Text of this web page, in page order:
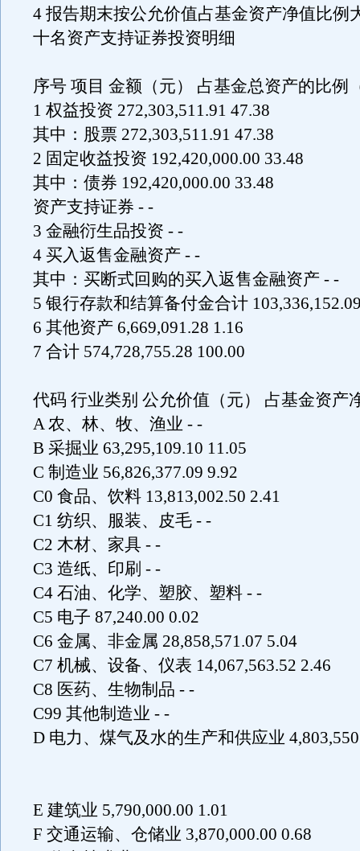
4 报告期末按公允价值占基金资产净值比例
十名资产支持证券投资明细
序号 项目 金额（元） 占基金总资产的比例
1 权益投资 272,303,511.91 47.38
其中：股票 272,303,511.91 47.38
2 固定收益投资 192,420,000.00 33.48
其中：债券 192,420,000.00 33.48
资产支持证券 - -
3 金融衍生品投资 - -
4 买入返售金融资产 - -
其中：买断式回购的买入返售金融资产 - -
5 银行存款和结算备付金合计
6 其他资产 6,669,091.28 1.16
7 合计 574,728,755.28 100.00
代码 行业类别 公允价值（元） 占基金资产
A 农、林、牧、渔业 - -
B 采掘业 63,295,109.10 11.05
C 制造业 56,826,377.09 9.92
C0 食品、饮料 13,813,002.50 2.41
C1 纺织、服装、皮毛 - -
C2 木材、家具 - -
C3 造纸、印刷 - -
C4 石油、化学、塑胶、塑料 - -
C5 电子 87,240.00 0.02
C6 金属、非金属 28,858,571.07 5.04
C7 机械、设备、仪表 14,067,563.52 2.46
C8 医药、生物制品 - -
C99 其他制造业 - -
D 电力、煤气及水的生产和供应业
E 建筑业 5,790,000.00 1.01
F 交通运输、仓储业 3,870,000.00 0.68